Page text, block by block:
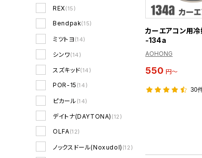
REX(15)
Bendpak(15)
ミツトヨ(14)
シンワ(14)
スズキッド(14)
POR-15 (14)
ピカール (14)
デイトナ(DAYTONA) (12)
OLFA(12)
ノックスドール(Noxudol) (12)
カーエアコン用
-134a
AOHONG
550 円～
30